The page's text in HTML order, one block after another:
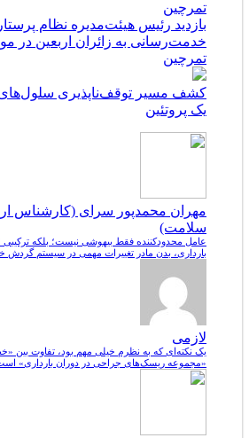
بازدید رئیس هیئت‌مدیره نظام
خدمت‌رسانی به زائران اربعین در
تمرچین
کشف مسیر توقف‌ناپذیری
یک پروتئین
مهران محمدپور سرای (کارشناس
سلامت)
عامل محدودکننده فقط بیهوشی نیست؛ بلکه
بارداری، بدن مادر تغییرات مهمی در سیستم گردش
لازمی
یک نکته‌ای که به نظرم خیلی مهم بود، تفاوت بین
«مجموعه ریسک‌های جراحی در دوران بارداری»